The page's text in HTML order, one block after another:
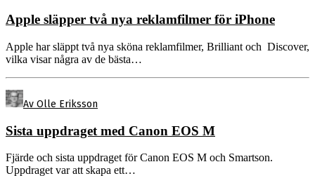
Apple släpper två nya reklamfilmer för iPhone
Apple har släppt två nya sköna reklamfilmer, Brilliant och Discover,
vilka visar några av de bästa…
Av Olle Eriksson
Sista uppdraget med Canon EOS M
Fjärde och sista uppdraget för Canon EOS M och Smartson.
Uppdraget var att skapa ett…